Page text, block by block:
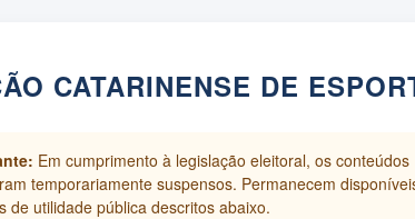
CATARINENSE DE
Em cumprimento à legislação eleitoral, os conteúdos
temporariamente suspensos. Permanecem
de utilidade pública descritos abaixo.